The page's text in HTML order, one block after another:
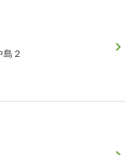
島２